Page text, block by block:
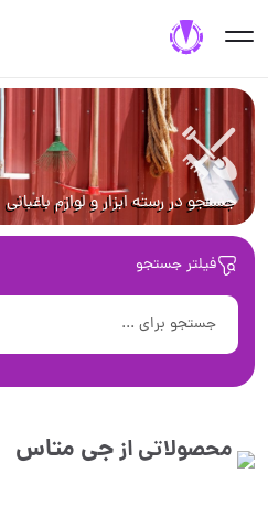
جستجو در رسته ابزار و لوازم باغباني
فیلتر جستجو
محصولاتی ازجی متاس